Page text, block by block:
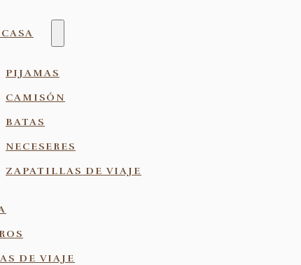
PIJAMAS
CAMISÓN
BATAS
NECESERES
ZAPATILLAS DE VIAJE
DE VIAJE